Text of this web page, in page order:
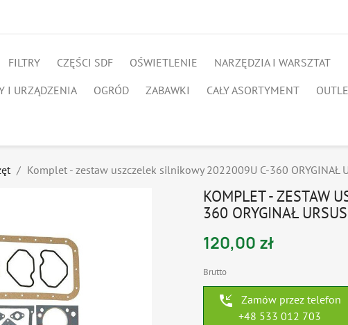
FILTRY CZĘŚCI SDF OŚWIETLENIE NARZĘDZIA I WARSZTAT
I URZĄDZENIA
OGRÓD ZABAWKI CAŁY ASORTYMENT
Komplet - zestaw uszczelek silnikowy 2022009U C-360 ORYGINAŁ
KOMPLET - ZESTAW
360 ORYGINAŁ URSUS
120,00 zł
Brutto
phone_callback
Zamów przez telefon
+48 533 012 703